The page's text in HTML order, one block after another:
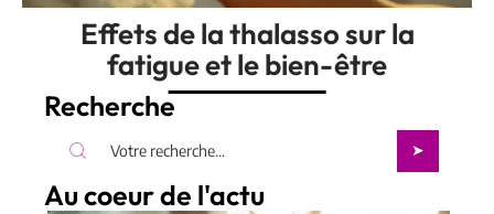
Effets de la thalasso sur la
fatigue et le bien-être
Recherche
Au coeur de l'actu